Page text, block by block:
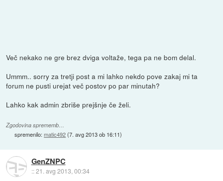
Več nekako ne gre brez dviga voltaže, tega pa ne bom delal.
Ummm.. sorry za tretji post a mi lahko nekdo pove zakaj mi ta
forum ne pusti urejat več postov po par minutah?
Lahko kak admin zbriše prejšnje če želi.
Zgodovina sprememb…
spremenilo:matic492(7. avg 2013 ob 16:11)
GenZNPC
::21. avg 2013, 00:34